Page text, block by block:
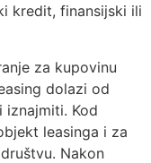
kredit, finansijski ili
za kupovinu
dolazi od
iznajmiti. Kod
leasinga i za
Nakon